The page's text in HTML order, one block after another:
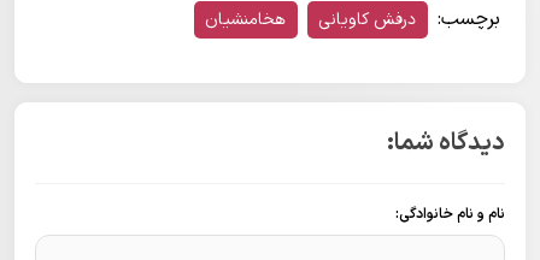
برچسب: درفش کاویانی هخامنشیان
دیدگاه شما:
نام و نام خانوادگی: